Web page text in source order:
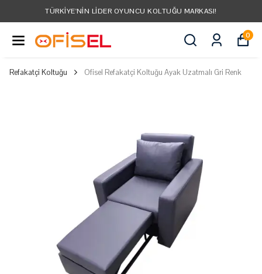
TÜRKIYE'NIN LIDER OYUNCU KOLTUĞU MARKASI!
0
Refakatçi Koltuğu Ofisel Refakatçi Koltuğu Ayak Uzatmalı Gri Renk